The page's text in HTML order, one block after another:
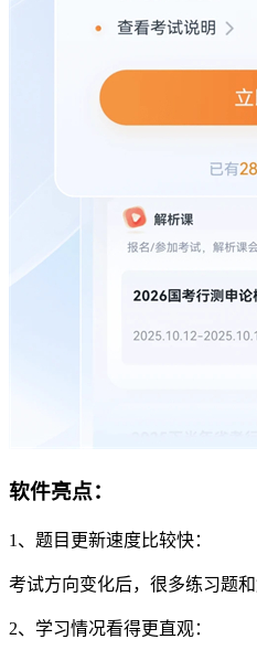
软件亮点：
1、题目更新速度比较快：
考试方向变化后，很多练习题
2、学习情况看得更直观：